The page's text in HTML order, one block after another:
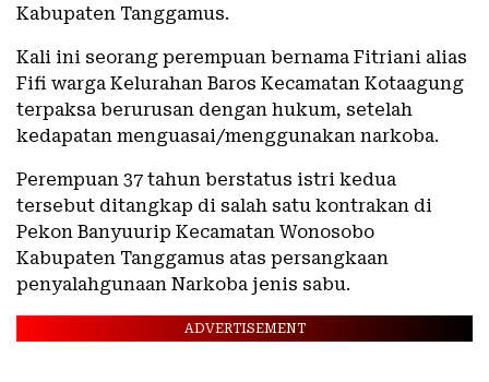
Kabupaten Tanggamus.
Kali ini seorang perempuan bernama Fitriani alias
Fifi warga Kelurahan Baros Kecamatan Kotaagung
terpaksa berurusan dengan hukum, setelah
kedapatan menguasai/menggunakan narkoba.
Perempuan 37 tahun berstatus istri kedua
tersebut ditangkap di salah satu kontrakan di
Pekon Banyuurip Kecamatan Wonosobo
Kabupaten Tanggamus atas persangkaan
penyalahgunaan Narkoba jenis sabu.
ADVERTISEMENT